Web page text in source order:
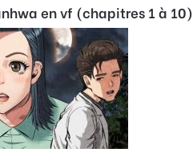
en vf (chapitres 1 à 10)